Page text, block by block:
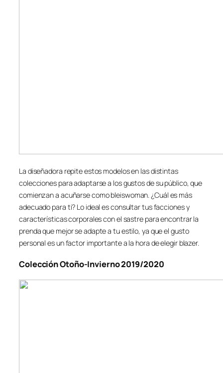
La diseñadora repite estos modelos en las distintas
colecciones para adaptarse a los gustos de su público, que
comienzan a acuñarse como bleiswoman. ¿Cuál es más
adecuado para ti? Lo ideal es consultar tus facciones y
características corporales con el sastre para encontrar la
prenda que mejor se adapte a tu estilo, ya que el gusto
personal es un factor importante a la hora de elegir blazer.
Colección Otoño-Invierno 2019/2020